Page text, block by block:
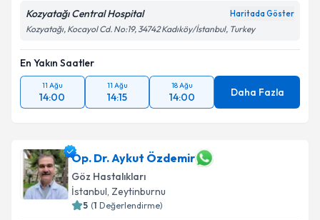
Kozyatağı Central Hospital Haritada Göster
Kozyatağı, Kocayol Cd. No:19, 34742 Kadıköy/İstanbul, Turkey
En Yakın Saatler
11 Ağu
14:00
11 Ağu
14:15
18 Ağu
14:00 Daha Fazla
Op. Dr. Aykut Özdemir
Göz Hastalıkları
İstanbul, Zeytinburnu
5 (1 Değerlendirme)